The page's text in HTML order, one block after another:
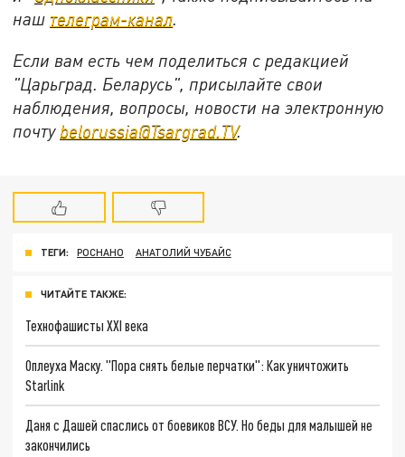
наш телеграм-канал.
Если вам есть чем поделиться с редакцией
"Царьград. Беларусь", присылайте свои
наблюдения, вопросы, новости на электронную
почту belorussia@Tsargrad.TV.
ТЕГИ: РОСНАНО АНАТОЛИЙ ЧУБАЙС
ЧИТАЙТЕ ТАКЖЕ:
Технофашисты XXI века
Оплеуха Маску. "Пора снять белые перчатки": Как уничтожить
Starlink
Даня с Дашей спаслись от боевиков ВСУ. Но беды для малышей не
закончились